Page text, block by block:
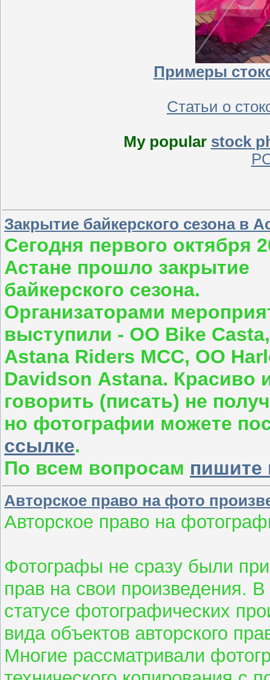
Примеры
Статьи о
My popular stock
Закрытие байкерского сезона в
Сегодня первого октября
Астане прошло закрытие
байкерского сезона.
Организаторами
выступили - ОО Bike
Astana Riders MCC, ОО
Davidson Аstana. Красиво
говорить (писать) не
но фотографии можете
ссылке.
По всем вопросам пишите
Авторское право на фото
Авторское право на
Фотографы не сразу были
прав на свои произведения.
статусе фотографических
вида объектов авторского
Многие рассматривали